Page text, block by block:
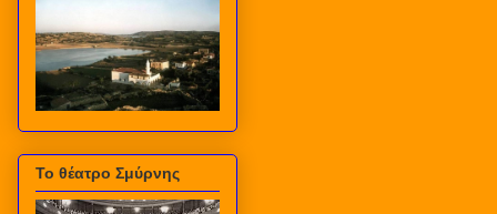
Το θέατρο Σμύρνης